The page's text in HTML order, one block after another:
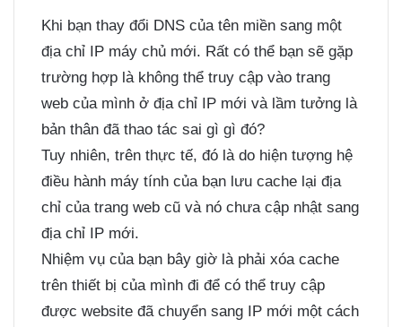
Khi bạn thay đổi DNS của tên miền sang một
địa chỉ IP máy chủ mới. Rất có thể bạn sẽ gặp
trường hợp là không thể truy cập vào trang
web của mình ở địa chỉ IP mới và lầm tưởng là
bản thân đã thao tác sai gì gì đó?
Tuy nhiên, trên thực tế, đó là do hiện tượng hệ
điều hành máy tính của bạn lưu cache lại địa
chỉ của trang web cũ và nó chưa cập nhật sang
địa chỉ IP mới.
Nhiệm vụ của bạn bây giờ là phải xóa cache
trên thiết bị của mình đi để có thể truy cập
được website đã chuyển sang IP mới một cách